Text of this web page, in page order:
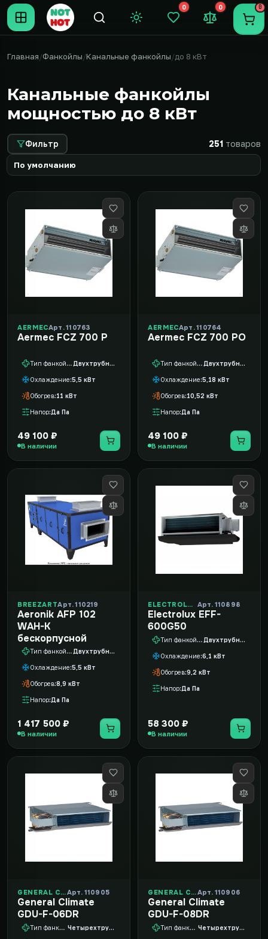
Темная тема
0
Закладки (0)
0
Сравнение
0
Главная Фанкойлы Канальные фанкойлы до 8 кВт
Канальные фанкойлы
мощностью до 8 кВт
Фильтр 251 товаров
AERMECАрт. 110763
Aermec FCZ 700 P
Тип фанкойла Двухтрубный
Охлаждение 5,5 кВт
Обогрев 11 кВт
Напор Да Па
49 100 ₽
В наличии
AERMECАрт. 110764
Aermec FCZ 700 PO
Тип фанкойла Двухтрубный
Охлаждение 5,18 кВт
Обогрев 10,52 кВт
Напор Да Па
49 100 ₽
В наличии
BREEZARTАрт. 110219
Aeronik AFP 102
WAH-K
бескорпусной
Тип фанкойла Двухтрубный
Охлаждение 5,5 кВт
Обогрев 8,9 кВт
Напор Да Па
1 417 500 ₽
В наличии
ELECTROLUX Арт. 110898
Electrolux EFF-
600G50
Тип фанкойла Двухтрубный
Охлаждение 6,1 кВт
Обогрев 9,2 кВт
Напор Да Па
58 300 ₽
В наличии
GENERAL CLIMATEАрт. 110905
General Climate
GDU-F-06DR
Тип фанкойла Четырехтрубный
GENERAL CLIMATEАрт. 110906
General Climate
GDU-F-08DR
Тип фанкойла Четырехтрубный